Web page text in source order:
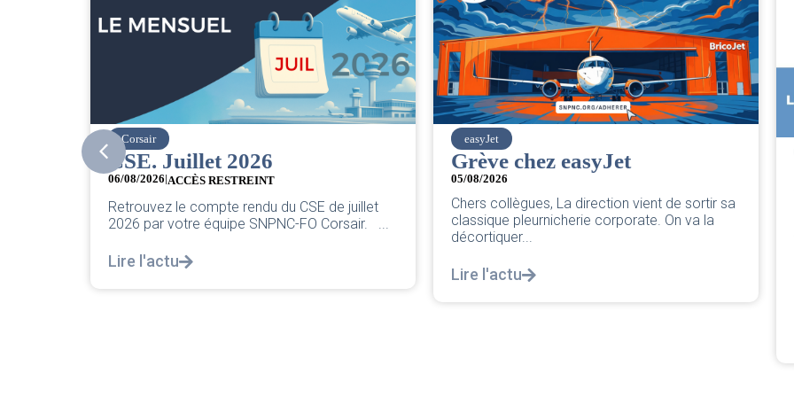
easyJet
Grève chez easyJet
05/08/2026
Chers collègues, La direction vient de sortir sa
classique pleurnicherie corporate. On va la
décortiquer...
Lire l'actu
SNPNC
CER/CRPN : L’intersyndicale
PNC/Pilotes unie exige une
réponse législative
04/08/2026
L’intersyndicale PNC/Pilotes unie exige une
réponse législative Courrier Intersyndical : Lire